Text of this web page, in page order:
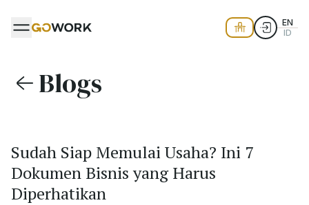
EN
ID
Blogs
Sudah Siap Memulai Usaha? Ini 7
Dokumen Bisnis yang Harus
Diperhatikan